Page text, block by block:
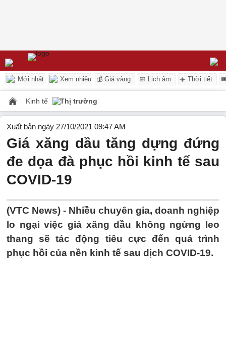
Mới nhất Xem nhiều 💰 Giá vàng 📅 Lịch âm ☀️ Thời tiết
Kinh tế Thị trường
Xuất bản ngày 27/10/2021 09:47 AM
Giá xăng dầu tăng dựng đứng
đe dọa đà phục hồi kinh tế sau
COVID-19
(VTC News) - Nhiều chuyên gia, doanh nghiệp
lo ngại việc giá xăng dầu không ngừng leo
thang sẽ tác động tiêu cực đến quá trình
phục hồi của nền kinh tế sau dịch COVID-19.